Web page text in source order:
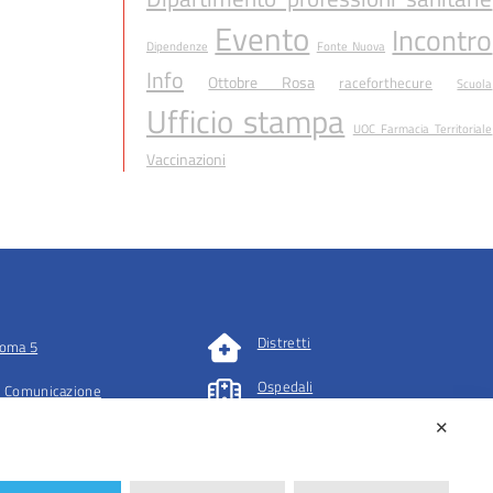
Dipendenze Evento Fonte Nuova Incontro
Info Ottobre Rosa raceforthecure Scuola
Ufficio stampa UOC Farmacia Territoriale
Vaccinazioni
5
Comunicazione
Distretti
Ospedali
✕